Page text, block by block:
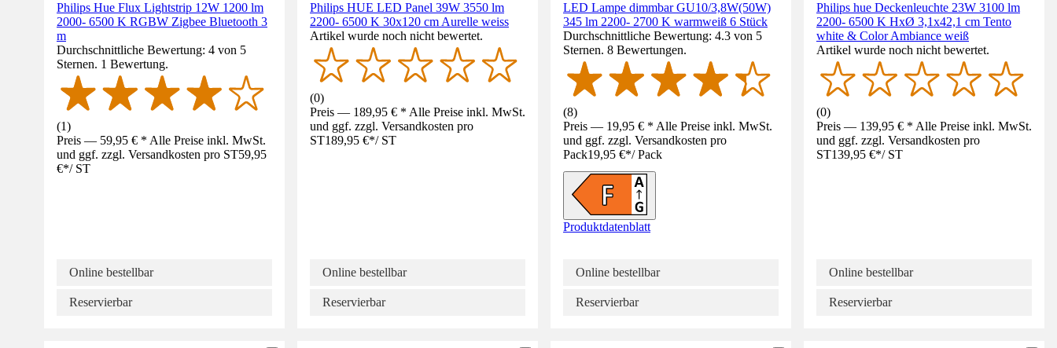
Philips Hue Flux Lightstrip 12W 1200 lm
2000- 6500 K RGBW Zigbee Bluetooth 3
m
Durchschnittliche Bewertung: 4 von 5
Sternen. 1 Bewertung.
(1)
Preis — 59,95 € * Alle Preise inkl. MwSt.
und ggf. zzgl. Versandkosten pro ST59,95
€*/ ST
Online bestellbar
Reservierbar
Philips HUE LED Panel 39W 3550 lm
2200- 6500 K 30x120 cm Aurelle weiss
Artikel wurde noch nicht bewertet.
(0)
Preis — 189,95 € * Alle Preise inkl. MwSt.
und ggf. zzgl. Versandkosten pro
ST189,95 €*/ ST
Online bestellbar
Reservierbar
LED Lampe dimmbar GU10/3,8W(50W)
345 lm 2200- 2700 K warmweiß 6 Stück
Durchschnittliche Bewertung: 4.3 von 5
Sternen. 8 Bewertungen.
(8)
Preis — 19,95 € * Alle Preise inkl. MwSt.
und ggf. zzgl. Versandkosten pro
Pack19,95 €*/ Pack
Produktdatenblatt
Online bestellbar
Reservierbar
Philips hue Deckenleuchte 23W 3100 lm
2200- 6500 K HxØ 3,1x42,1 cm Tento
white & Color Ambiance weiß
Artikel wurde noch nicht bewertet.
(0)
Preis — 139,95 € * Alle Preise inkl. MwSt.
und ggf. zzgl. Versandkosten pro
ST139,95 €*/ ST
Online bestellbar
Reservierbar